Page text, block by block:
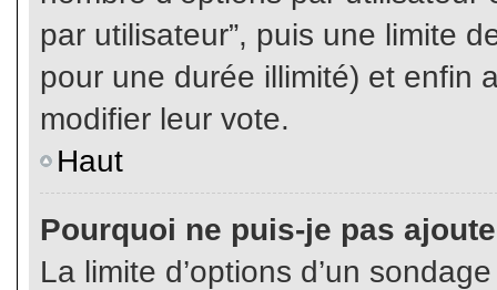
par utilisateur”, puis une limite
pour une durée illimité) et enfin
modifier leur vote.
Haut
Pourquoi ne puis-je pas
La limite d’options d’un